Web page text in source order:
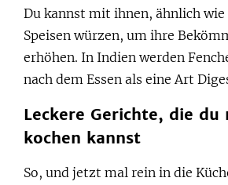
Du kannst mit ihnen, ähnlich
Speisen würzen, um ihre
erhöhen. In Indien werden
nach dem Essen als eine Art
Leckere Gerichte, die du
kochen kannst
So, und jetzt mal rein in die